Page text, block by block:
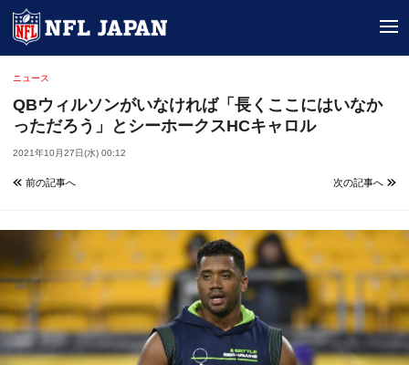
ニュース
QBウィルソンがいなければ「長くここにはいなか
っただろう」とシーホークスHCキャロル
2021年10月27日(水) 00:12
前の記事へ 次の記事へ